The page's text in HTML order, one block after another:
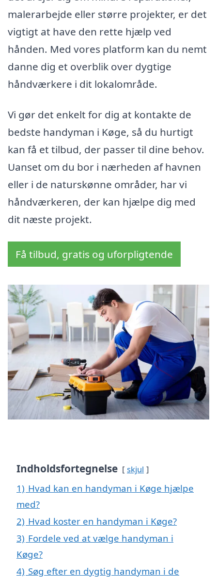
malerarbejde eller større projekter, er det
vigtigt at have den rette hjælp ved
hånden. Med vores platform kan du nemt
danne dig et overblik over dygtige
håndværkere i dit lokalområde.
Vi gør det enkelt for dig at kontakte de
bedste handyman i Køge, så du hurtigt
kan få et tilbud, der passer til dine behov.
Uanset om du bor i nærheden af havnen
eller i de naturskønne områder, har vi
håndværkeren, der kan hjælpe dig med
dit næste projekt.
Få tilbud, gratis og uforpligtende
Indholdsfortegnelse skjul
1) Hvad kan en handyman i Køge hjælpe
med?
2) Hvad koster en handyman i Køge?
3) Fordele ved at vælge handyman i
Køge?
4) Søg efter en dygtig handyman i de